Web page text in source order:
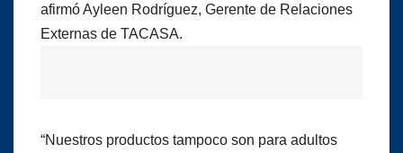
afirmó Ayleen Rodríguez, Gerente de Relaciones
Externas de TACASA.
“Nuestros productos tampoco son para adultos